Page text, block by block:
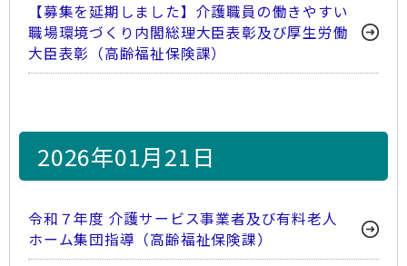
【募集を延期しました】介護職員の働きやすい
職場環境づくり内閣総理大臣表彰及び厚生労働
大臣表彰（高齢福祉保険課）
2026年01月21日
令和７年度 介護サービス事業者及び有料老人
ホーム集団指導（高齢福祉保険課）